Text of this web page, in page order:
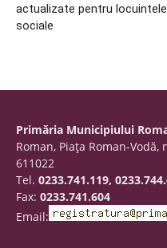
actualizate pentru locuintele
sociale
Primăria Municipiului
Roman, Piaţa Roman-
611022
Tel. 0233.741.119,
Fax: 0233.741.604
Email: